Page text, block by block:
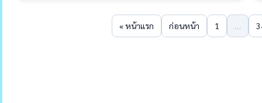
« หน้าแรก ก่อนหน้า 1 …